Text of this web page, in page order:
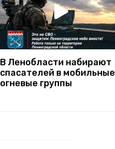
В Ленобласти набирают
спасателей в мобильные
огневые группы